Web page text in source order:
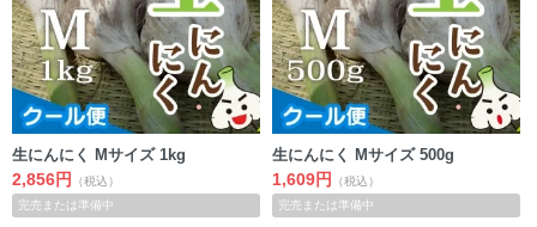
生にんにく Mサイズ 1kg
2,856円
（税込）
完売または準備中
生にんにく Mサイズ 500g
1,609円
（税込）
完売または準備中